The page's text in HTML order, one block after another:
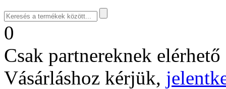
0
Csak partnereknek
Vásárláshoz kérjük,